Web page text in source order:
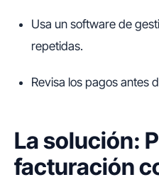
Usa un software de
repetidas.
Revisa los pagos antes
La solución:
facturación